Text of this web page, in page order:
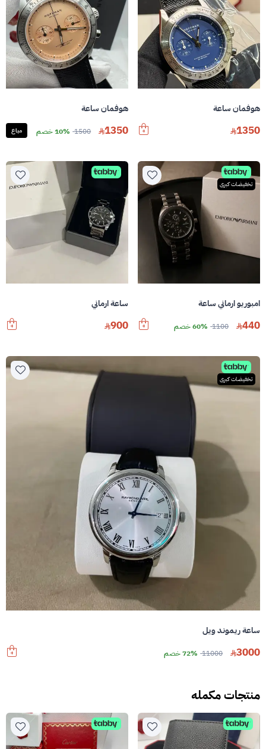
هوفمان ساعة
1350
هوفمان ساعة
1350
1500 10% خصم مباع
تخفيضات كبرى
امبوريو ارماني ساعة
440
1100 60% خصم
ساعة ارماني
900
تخفيضات كبرى
ساعة ريموند ويل
3000
11000 72% خصم
منتجات مكمله